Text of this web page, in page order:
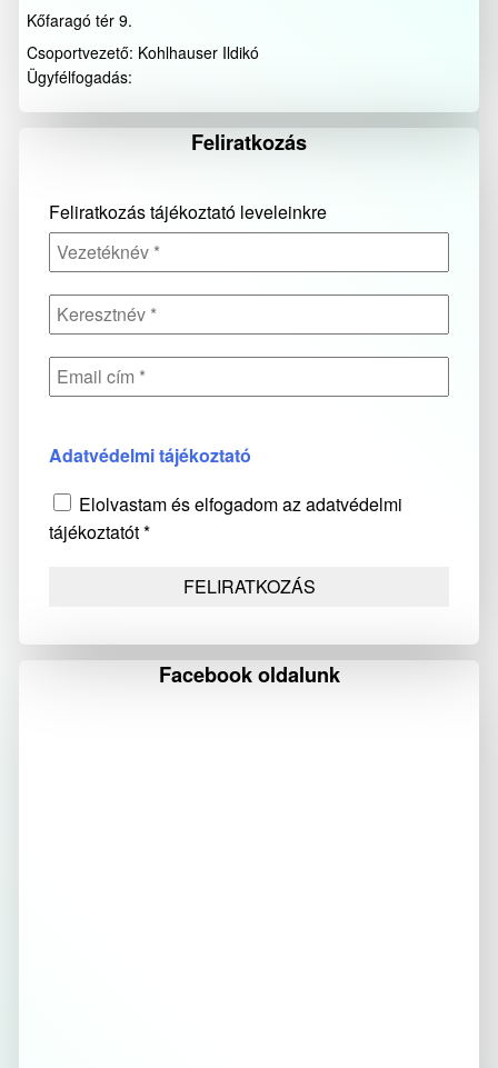
Kőfaragó tér 9.
Csoportvezető: Kohlhauser Ildikó
Ügyfélfogadás:
Feliratkozás
Feliratkozás tájékoztató leveleinkre
Adatvédelmi tájékoztató
Elolvastam és elfogadom az adatvédelmi
tájékoztatót *
Facebook oldalunk